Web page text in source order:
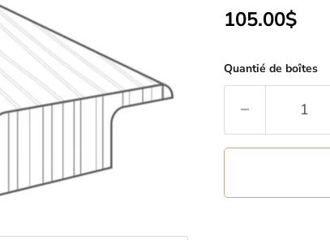
Prix actuel
105.00$
Quantié de boîtes